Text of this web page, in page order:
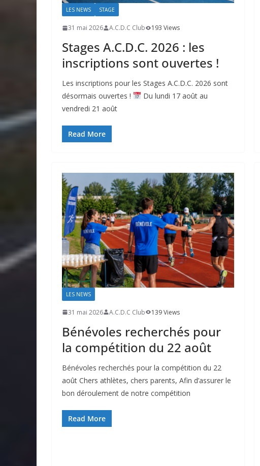
LES NEWS STAGE
31 mai 2026 A.C.D.C Club 193 Views
Stages A.C.D.C. 2026 : les
inscriptions sont ouvertes !
Les inscriptions pour les Stages A.C.D.C. 2026 sont
désormais ouvertes !
Du lundi 17 août au
vendredi 21 août
Read More
LES NEWS
31 mai 2026 A.C.D.C Club 139 Views
Bénévoles recherchés pour
la compétition du 22 août
Bénévoles recherchés pour la compétition du 22
août Chers athlètes, chers parents, Afin d’assurer le
bon déroulement de notre compétition
Read More